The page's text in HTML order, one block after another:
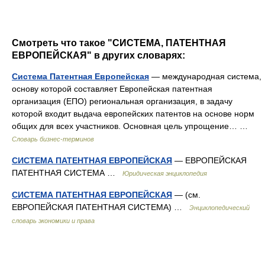
Смотреть что такое "СИСТЕМА, ПАТЕНТНАЯ
ЕВРОПЕЙСКАЯ" в других словарях:
Система Патентная Европейская — международная система,
основу которой составляет Европейская патентная
организация (ЕПО) региональная организация, в задачу
которой входит выдача европейских патентов на основе норм
общих для всех участников. Основная цель упрощение… …
Словарь бизнес-терминов
СИСТЕМА ПАТЕНТНАЯ ЕВРОПЕЙСКАЯ — ЕВРОПЕЙСКАЯ
ПАТЕНТНАЯ СИСТЕМА …
Юридическая энциклопедия
СИСТЕМА ПАТЕНТНАЯ ЕВРОПЕЙСКАЯ — (см.
ЕВРОПЕЙСКАЯ ПАТЕНТНАЯ СИСТЕМА) …
Энциклопедический
словарь экономики и права